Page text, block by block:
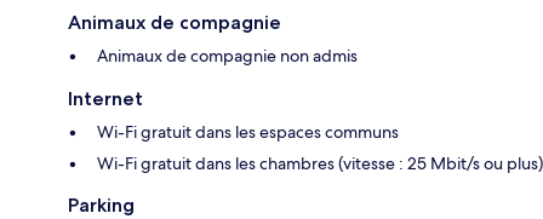
Animaux de compagnie
Animaux de compagnie non admis
Internet
Wi-Fi gratuit dans les espaces communs
Wi-Fi gratuit dans les chambres (vitesse : 25 Mbit/s ou plus)
Parking